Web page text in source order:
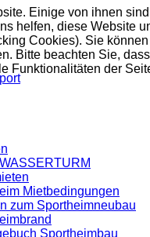
Mietbedingungen
zum Sportheimneubau
Sportheimbau
Einige von ihnen
helfen, diese Website
Cookies). Sie
Bitte beachten Sie,
Funktionalitäten der